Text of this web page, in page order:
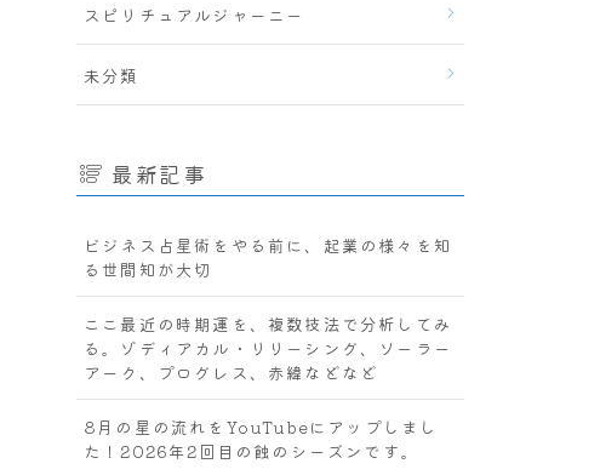
スピリチュアルジャーニー
未分類
最新記事
ビジネス占星術をやる前に、起業の様々を知
る世間知が大切
ここ最近の時期運を、複数技法で分析してみ
る。ゾディアカル・リリーシング、ソーラー
アーク、プログレス、赤緯などなど
8月の星の流れをYouTubeにアップしまし
た！2026年2回目の蝕のシーズンです。